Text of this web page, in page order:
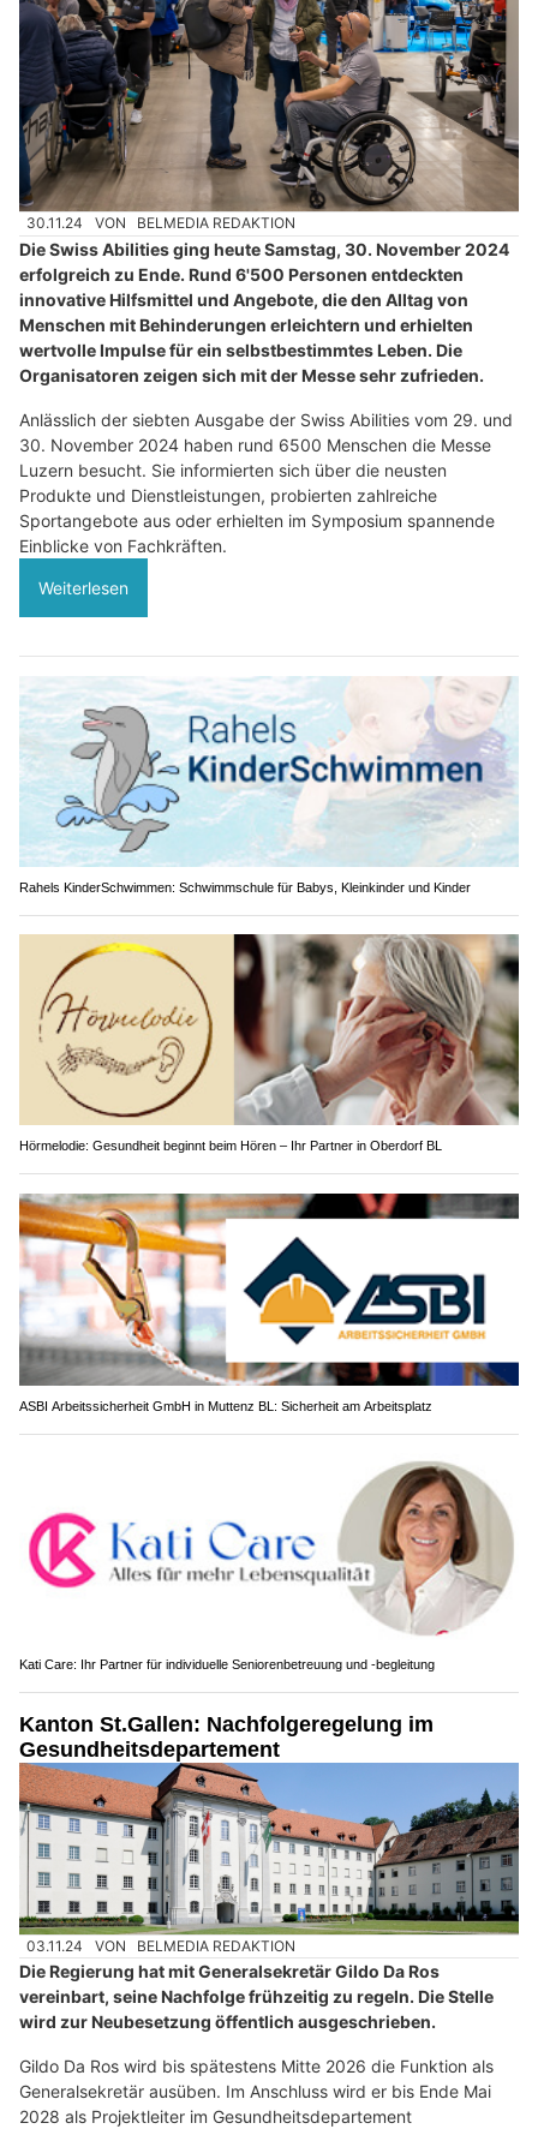
30.11.24 VON BELMEDIA REDAKTION
Die Swiss Abilities ging heute Samstag, 30. November 2024
erfolgreich zu Ende. Rund 6'500 Personen entdeckten
innovative Hilfsmittel und Angebote, die den Alltag von
Menschen mit Behinderungen erleichtern und erhielten
wertvolle Impulse für ein selbstbestimmtes Leben. Die
Organisatoren zeigen sich mit der Messe sehr zufrieden.
Anlässlich der siebten Ausgabe der Swiss Abilities vom 29. und
30. November 2024 haben rund 6500 Menschen die Messe
Luzern besucht. Sie informierten sich über die neusten
Produkte und Dienstleistungen, probierten zahlreiche
Sportangebote aus oder erhielten im Symposium spannende
Einblicke von Fachkräften.
Weiterlesen
Rahels KinderSchwimmen: Schwimmschule für Babys, Kleinkinder und Kinder
Hörmelodie: Gesundheit beginnt beim Hören – Ihr Partner in Oberdorf BL
ASBI Arbeitssicherheit GmbH in Muttenz BL: Sicherheit am Arbeitsplatz
Kati Care: Ihr Partner für individuelle Seniorenbetreuung und -begleitung
Kanton St.Gallen: Nachfolgeregelung im
Gesundheitsdepartement
03.11.24 VON BELMEDIA REDAKTION
Die Regierung hat mit Generalsekretär Gildo Da Ros
vereinbart, seine Nachfolge frühzeitig zu regeln. Die Stelle
wird zur Neubesetzung öffentlich ausgeschrieben.
Gildo Da Ros wird bis spätestens Mitte 2026 die Funktion als
Generalsekretär ausüben. Im Anschluss wird er bis Ende Mai
2028 als Projektleiter im Gesundheitsdepartement